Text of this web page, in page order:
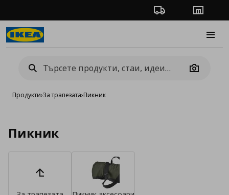
Проследяване на
Camera
Продукти›За трапезата›Пикник
Пикник